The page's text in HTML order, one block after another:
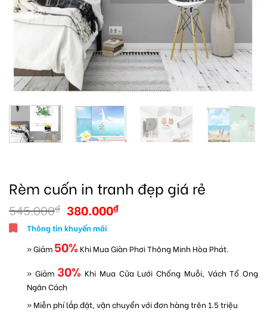
Rèm cuốn in tranh đẹp giá rẻ
545.000₫ 380.000₫
Thông tin khuyến mãi
» Giảm 50% Khi Mua Giàn Phơi Thông Minh Hòa Phát.
» Giảm 30% Khi Mua Cửa Lưới Chống Muỗi, Vách Tổ Ong
Ngăn Cách
» Miễn phí lắp đặt, vận chuyển với đơn hàng trên 1.5 triệu